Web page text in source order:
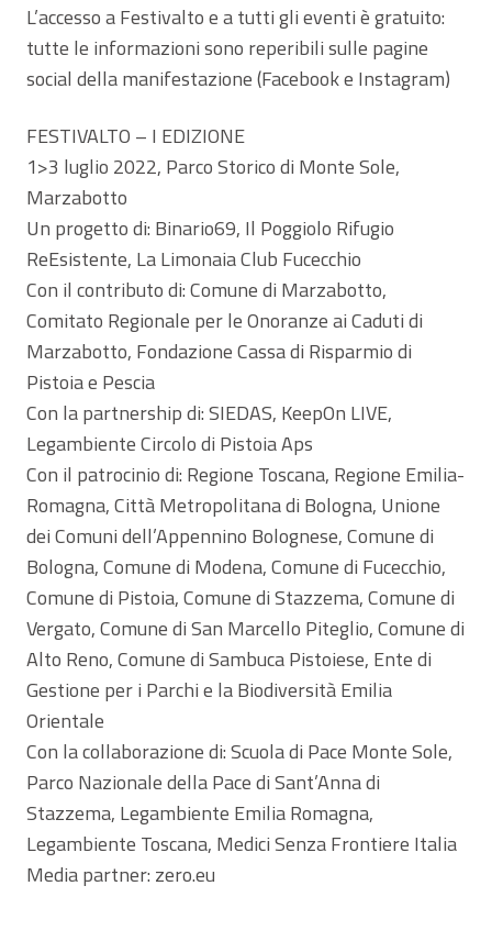
L’accesso a Festivalto e a tutti gli eventi è gratuito:
tutte le informazioni sono reperibili sulle pagine
social della manifestazione (Facebook e Instagram)
FESTIVALTO – I EDIZIONE
1>3 luglio 2022, Parco Storico di Monte Sole,
Marzabotto
Un progetto di: Binario69, Il Poggiolo Rifugio
ReEsistente, La Limonaia Club Fucecchio
Con il contributo di: Comune di Marzabotto,
Comitato Regionale per le Onoranze ai Caduti di
Marzabotto, Fondazione Cassa di Risparmio di
Pistoia e Pescia
Con la partnership di: SIEDAS, KeepOn LIVE,
Legambiente Circolo di Pistoia Aps
Con il patrocinio di: Regione Toscana, Regione Emilia-
Romagna, Città Metropolitana di Bologna, Unione
dei Comuni dell’Appennino Bolognese, Comune di
Bologna, Comune di Modena, Comune di Fucecchio,
Comune di Pistoia, Comune di Stazzema, Comune di
Vergato, Comune di San Marcello Piteglio, Comune di
Alto Reno, Comune di Sambuca Pistoiese, Ente di
Gestione per i Parchi e la Biodiversità Emilia
Orientale
Con la collaborazione di: Scuola di Pace Monte Sole,
Parco Nazionale della Pace di Sant’Anna di
Stazzema, Legambiente Emilia Romagna,
Legambiente Toscana, Medici Senza Frontiere Italia
Media partner: zero.eu